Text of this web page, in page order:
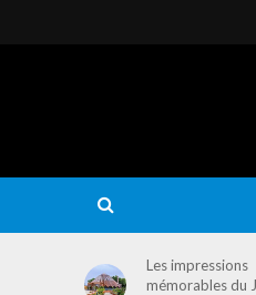
Les impressions
mémorables du